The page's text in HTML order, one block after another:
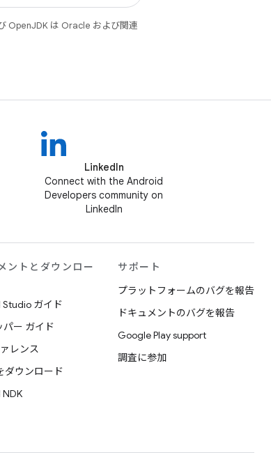
OpenJDK は Oracle および関連
LinkedIn
Connect with the Android
Developers community on
LinkedIn
ントとダウンロー
ガイド
パー ガイド
レンス
ダウンロード
サポート
プラットフォームのバグを報告
ドキュメントのバグを報告
Google Play support
調査に参加